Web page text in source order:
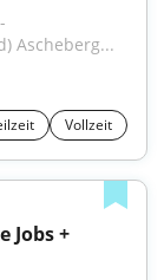
Ascheberg...
Vollzeit
Jobs +